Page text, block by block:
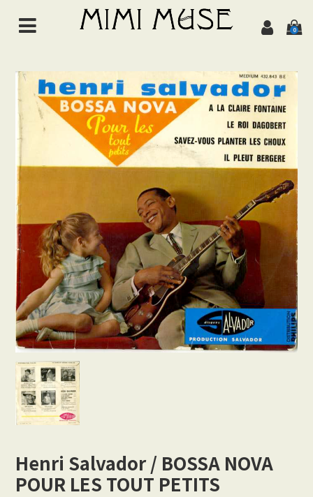
0
NEWS
ABOUT
ALL ITEMS
MUSIC
Chanson de jazz
Jazz
Brazil
Latin/World
Vocal
Rock/Beat
Japan
CONTACT
Henri Salvador / BOSSA NOVA
POUR LES TOUT PETITS